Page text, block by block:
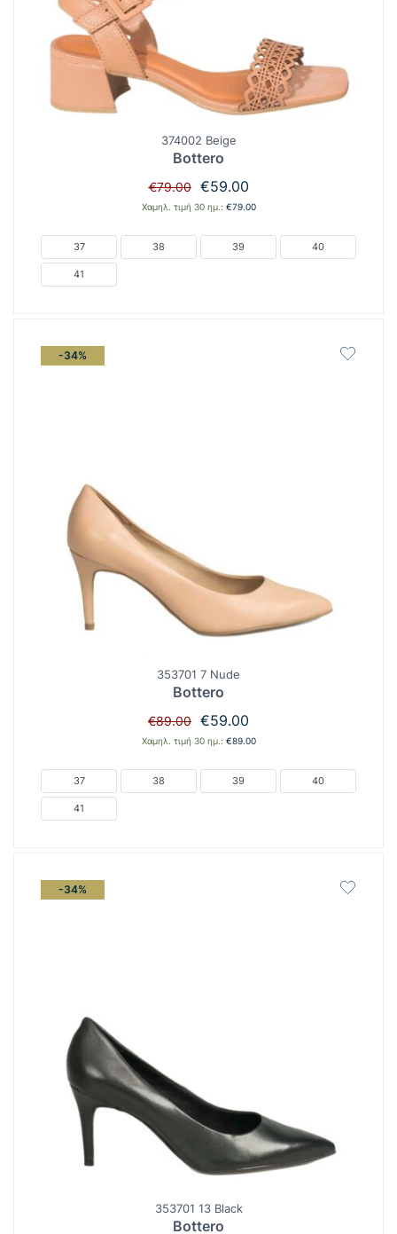
374002 Beige
Bottero
€79.00
Original
price
€79.00.
€59.00Η
τρέχουσα
€59.00.
Χαμηλ. τιμή 30 ημ.: €79.00
37 38 39 40
41
-34%
353701 7 Nude
Bottero
€89.00 Original
price
€89.00.
€59.00
τρέχουσα
€59.00.
Χαμηλ. τιμή 30 ημ.: €89.00
37 38 39 40
41
-34%
353701 13 Black
Bottero